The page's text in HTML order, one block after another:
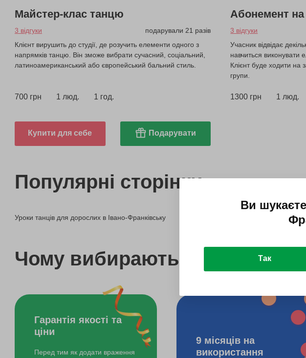
Майстер-клас танцю
3 відгуки
подарували 21 разів
Клієнт вирушить до студії, де розучить елементи одного з
напрямків танцю. Він зможе вибрати сучасний, соціальний,
латиноамериканський або європейський бальний стиль.
700 грн 1 люд. 1 год.
Купити для себе Подарувати
Абонемент на
3 відгуки
Учасник відвідає
навчиться виконувати
Клієнт буде ходити на
групи.
1300 грн 1 люд.
Популярні сторінки
Уроки танців для дорослих в Івано-Франківську
Чому вибирають bodo?
Гарантія якості та
ціни
Перед тим як додати враження
9 місяців на
використання
Ви
Так